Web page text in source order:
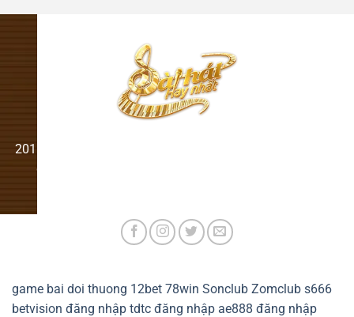
2016 "Sing My Song - Bài Hát Hay Nhất" dựa trên kịch bản
gốc và giấy phép độc quyền của ITV Network (UK).
game bai doi thuong 12bet 78win Sonclub Zomclub s666
betvision đăng nhập tdtc đăng nhập ae888 đăng nhập